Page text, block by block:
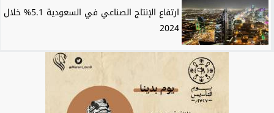
ارتفاع الإنتاج الصناعي في السعودية 5.1% خلال
2024